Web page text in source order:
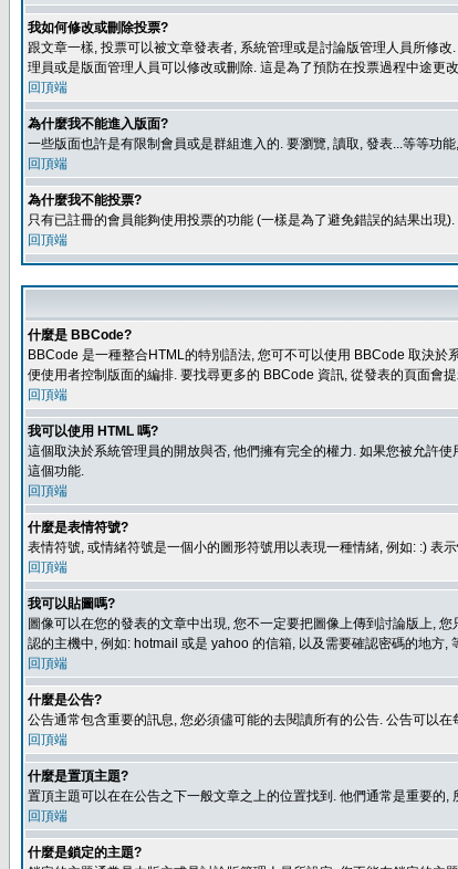
我如何修改或刪除投票?
跟文章一樣, 投票可以被文章發表者, 系統管理或是討論版管理人員所修
理員或是版面管理人員可以修改或刪除. 這是為了預防在投票過程中途更
回頂端
為什麼我不能進入版面?
一些版面也許是有限制會員或是群組進入的. 要瀏覽, 讀取, 發表...等等功
回頂端
為什麼我不能投票?
只有已註冊的會員能夠使用投票的功能 (一樣是為了避免錯誤的結果出
回頂端
什麼是 BBCode?
BBCode 是一種整合HTML的特別語法, 您可不可以使用 BBCode 取決
便使用者控制版面的編排. 要找尋更多的 BBCode 資訊, 從發表的頁面會
回頂端
我可以使用 HTML 嗎?
這個取決於系統管理員的開放與否, 他們擁有完全的權力. 如果您被允許
這個功能.
回頂端
什麼是表情符號?
表情符號, 或情緒符號是一個小的圖形符號用以表現一種情緒, 例如: :) 表
回頂端
我可以貼圖嗎?
圖像可以在您的發表的文章中出現, 您不一定要把圖像上傳到討論版上,
認的主機中, 例如: hotmail 或是 yahoo 的信箱, 以及需要確認密碼的地方
回頂端
什麼是公告?
公告通常包含重要的訊息, 您必須儘可能的去閱讀所有的公告. 公告可以
回頂端
什麼是置頂主題?
置頂主題可以在在公告之下一般文章之上的位置找到. 他們通常是重要的
回頂端
什麼是鎖定的主題?